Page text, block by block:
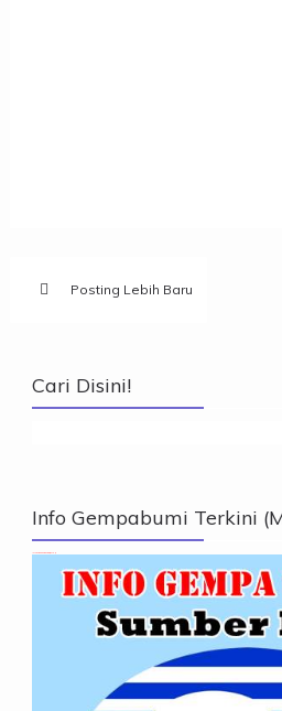
Posting Lebih Baru
Cari Disini!
Info Gempabumi Terkini